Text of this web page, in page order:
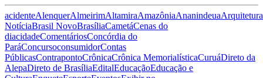
acidenteAlenquerAlmeirimAltamiraAmazôniaAnanindeuaArquitetura
NotíciaBrasil NovoBrasíliaCametáCenas do
diacidadeComentáriosConcórdia do
ParáConcursoconsumidorContas
PúblicasContrapontoCrônicaCrônica MemorialísticaCuruáDireto da
AlepaDireto de BrasíliaEditalEducaçãoEducação e